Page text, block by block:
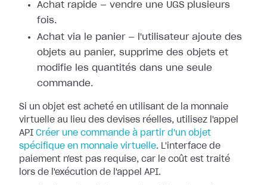
Achat rapide — vendre une UGS plusieurs
fois.
Achat via le panier — l'utilisateur ajoute des
objets au panier, supprime des objets et
modifie les quantités dans une seule
commande.
Si un objet est acheté en utilisant de la monnaie
virtuelle au lieu des devises réelles, utilisez l'appel
API Créer une commande à partir d'un objet
spécifique en monnaie virtuelle. L'interface de
paiement n'est pas requise, car le coût est traité
lors de l'exécution de l'appel API.